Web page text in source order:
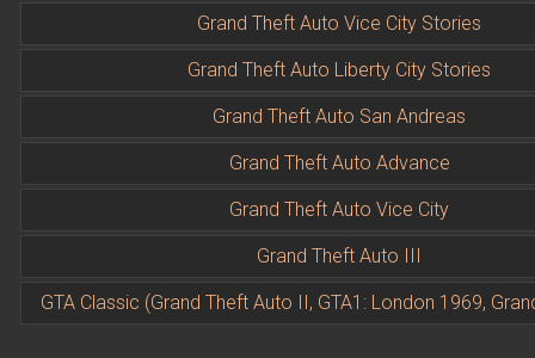
Grand Theft Auto Vice City Stories
Grand Theft Auto Liberty City Stories
Grand Theft Auto San Andreas
Grand Theft Auto Advance
Grand Theft Auto Vice City
Grand Theft Auto III
GTA Classic (Grand Theft Auto II, GTA1: London 1969,